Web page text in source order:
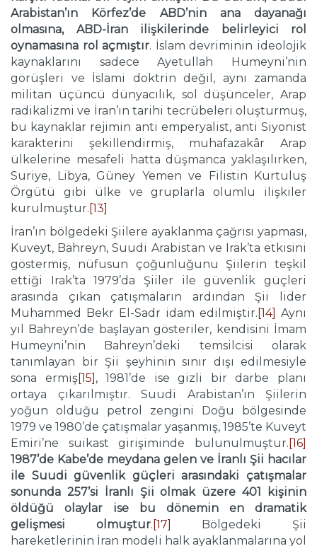
Arabistan’ın Körfez’de ABD’nin ana dayanağı
olmasına, ABD-İran ilişkilerinde belirleyici rol
oynamasına rol açmıştır. İslam devriminin ideolojik
kaynaklarını sadece Ayetullah Humeyni’nin
görüşleri ve İslami doktrin değil, aynı zamanda
militan üçüncü dünyacılık, sol düşünceler, Arap
radikalizmi ve İran’ın tarihi tecrübeleri oluşturmuş,
bu kaynaklar rejimin anti emperyalist, anti Siyonist
karakterini şekillendirmiş, muhafazakâr Arap
ülkelerine mesafeli hatta düşmanca yaklaşılırken,
Suriye, Libya, Güney Yemen ve Filistin Kurtuluş
Örgütü gibi ülke ve gruplarla olumlu ilişkiler
kurulmuştur. [13]
İran’ın bölgedeki Şiilere ayaklanma çağrısı yapması,
Kuveyt, Bahreyn, Suudi Arabistan ve Irak’ta etkisini
göstermiş, nüfusun çoğunluğunu Şiilerin teşkil
ettiği Irak’ta 1979’da Şiiler ile güvenlik güçleri
arasında çıkan çatışmaların ardından Şii lider
Muhammed Bekr El-Sadr idam edilmiştir. [14] Aynı
yıl Bahreyn’de başlayan gösteriler, kendisini İmam
Humeyni’nin Bahreyn’deki temsilcisi olarak
tanımlayan bir Şii şeyhinin sınır dışı edilmesiyle
sona ermiş[15] , 1981’de ise gizli bir darbe planı
ortaya çıkarılmıştır. Suudi Arabistan’ın Şiilerin
yoğun olduğu petrol zengini Doğu bölgesinde
1979 ve 1980’de çatışmalar yaşanmış, 1985’te Kuveyt
Emiri’ne suikast girişiminde bulunulmuştur. [16]
1987’de Kabe’de meydana gelen ve İranlı Şii hacılar
ile Suudi güvenlik güçleri arasındaki çatışmalar
sonunda 257’si İranlı Şii olmak üzere 401 kişinin
öldüğü olaylar ise bu dönemin en dramatik
gelişmesi olmuştur. [17]
Bölgedeki Şii
hareketlerinin İran modeli halk ayaklanmalarına yol